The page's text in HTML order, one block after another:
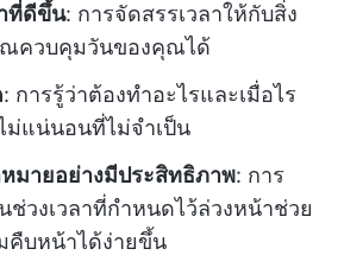
ที่ดีขึ้น: การจัดสรรเวลาให้กับสิ่ง
ควบคุมวันของคุณได้
: การรู้ว่าต้องทำอะไรและเมื่อไร
ม่แน่นอนที่ไม่จำเป็น
มายอย่างมีประสิทธิภาพ: การ
ช่วงเวลาที่กำหนดไว้ล่วงหน้าช่วย
คืบหน้าได้ง่ายขึ้น